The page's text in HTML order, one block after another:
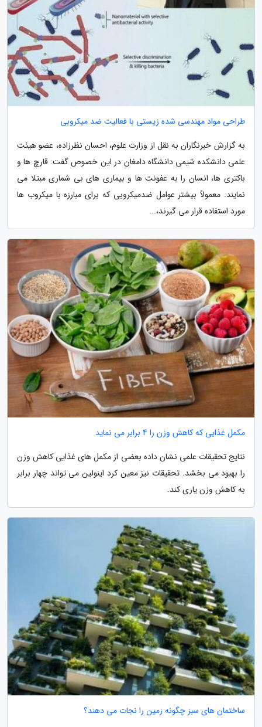
طراحی مواد مهندسی شده زیستی با فعالیت ضد میکروبی
به گزارش خبرنگاران به نقل از وزارت علوم، احسان نظرزاده، عضو هیئت
علمی دانشکده شیمی دانشگاه دامغان در این خصوص گفت: قارچ ها و
باکتری ها، انسان را به عفونت ها و بیماری های بی شماری مبتلا می
نمایند. معمولاً بیشتر عوامل ضدمیکروبی که برای مبارزه با میکروب ها
مورد استفاده قرار می گیرند،...
مکمل غذایی که کاهش وزن را 4 برابر می نماید
نتایج تحقیقات علمی نشان داده بعضی از مکمل های غذایی کاهش وزن
را بهبود می بخشد. تحقیقات نیز معین کرد اینولین می تواند چهار برابر
به کاهش وزن یاری کند.
ساختمان های سبز چگونه زمین را نجات می دهند؟